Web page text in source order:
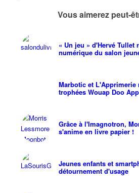
Vous aimerez peut-
« Un jeu » d'Hervé Tullet
numérique du salon
Marbotic et L'Apprimerie
trophées Wouap Doo
Grâce à l'Imagnotron,
s'anime en livre papier !
Jeunes enfants et
détournement d'usage